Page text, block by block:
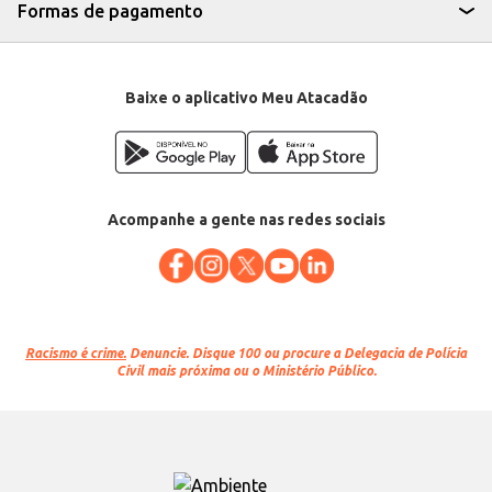
Formas de pagamento
Baixe o aplicativo Meu Atacadão
Acompanhe a gente nas redes sociais
Racismo é crime. Denuncie. Disque 100 ou procure a Delegacia de Polícia
Civil mais próxima ou o Ministério Público.